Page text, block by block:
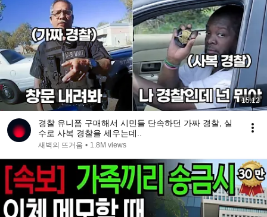
15:12
경찰 유니폼 구매해서 시민들 단속하던 가짜 경찰, 실
수로 사복 경찰을 세우는데..
새벽의 뜨거움 • 1.8M views